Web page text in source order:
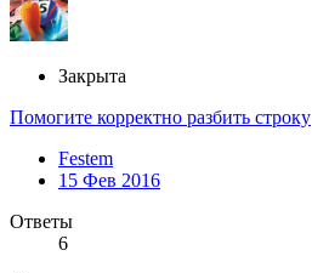
Закрыта
Помогите корректно разбить строку
Festem
15 Фев 2016
Ответы
6